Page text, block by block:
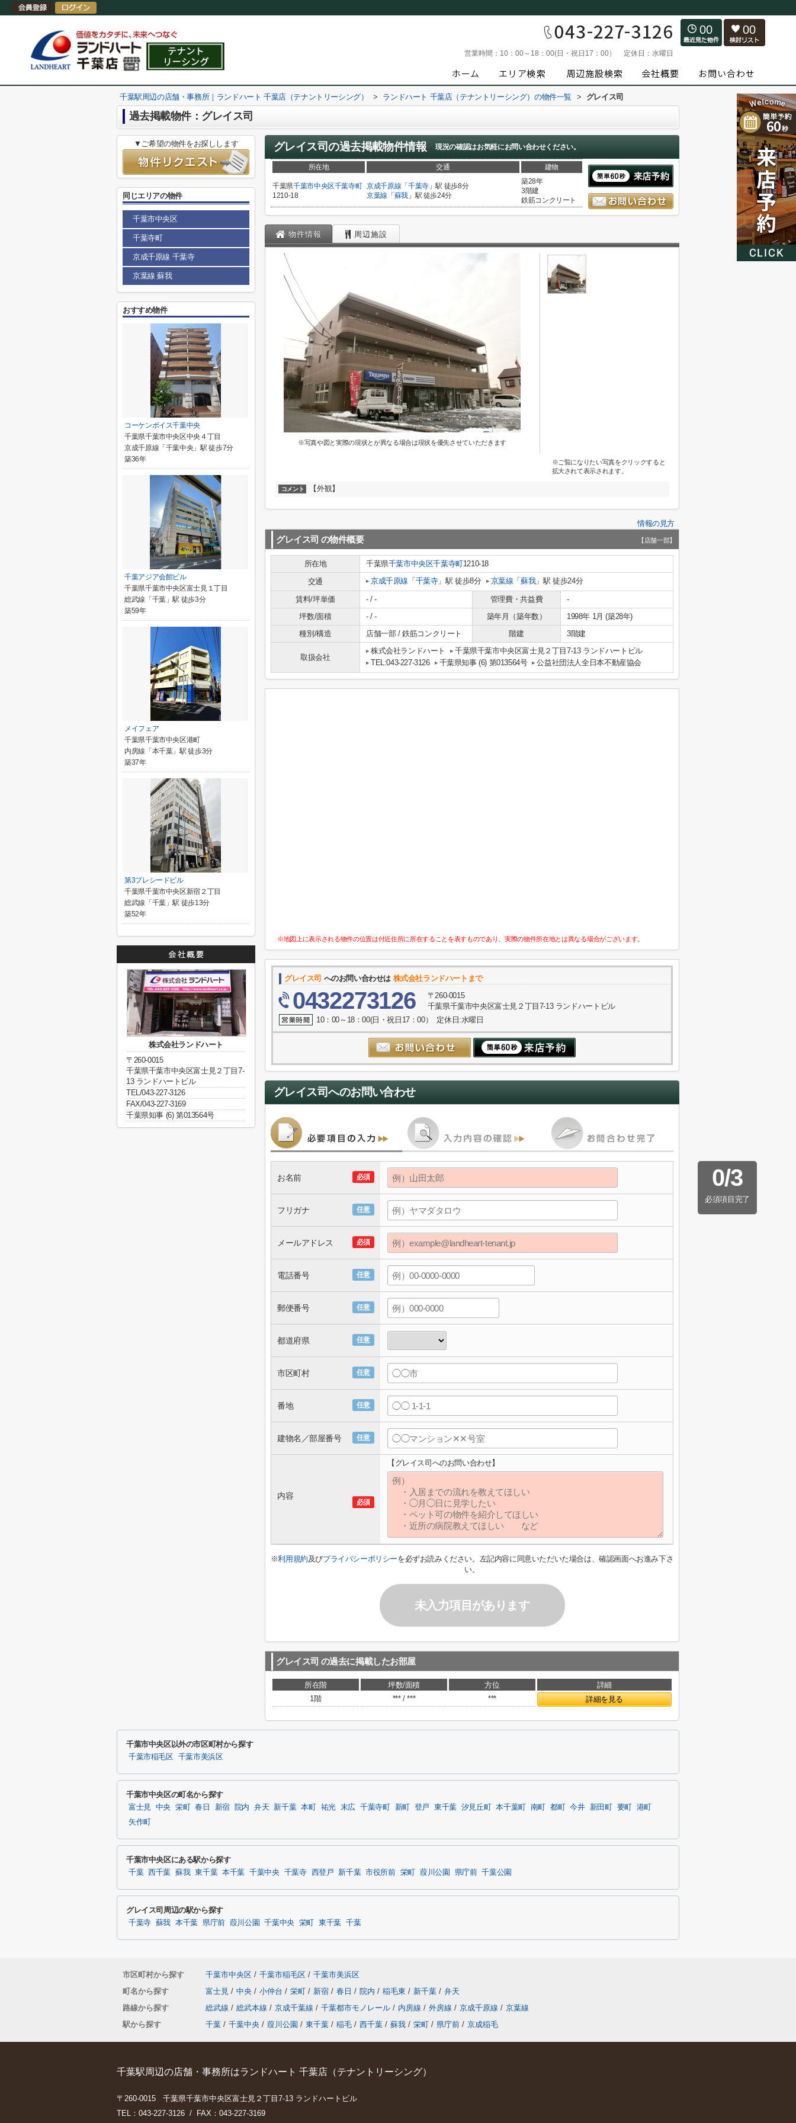
営業時間： 10：00～18：00(日・祝日17：00） 定休日： 水曜日
00 00
千葉駅周辺の店舗・事務所｜ランドハート 千葉店（テナントリーシング） > ランドハート 千葉店（テナントリーシング）の物件一覧 > グレイス司
過去掲載物件：グレイス司
グレイス司の過去掲載物件情報 現況の確認はお気軽にお問い合わせください。
所在地 交通 建物
千葉県千葉市中央区千葉寺町
1210-18
京成千原線 「 千葉寺」駅 徒歩8分
京葉線 「 蘇我」駅 徒歩24分
築28年
3階建
鉄筋コンクリート
物件情報 周辺施設
※写真や図と実際の現状とが異なる場合は現状を優先させていただきます
※ご覧になりたい写真をクリックすると
拡大されて表示されます。
コメント 【外観】
情報の見方
グレイス司 の物件概要 【店舗一部】
所在地 千葉県千葉市中央区千葉寺町1210-18
交通
京成千原線 「 千葉寺」駅 徒歩8分 京葉線 「蘇我」駅 徒歩24分
賃料/坪単価 - / - 管理費・共益費
-
坪数/面積
- / - 築年月（築年数）
1998年 1月 (築28年)
種別/構造
店舗一部 / 鉄筋コンクリート 階建 3階建
取扱会社
株式会社ランドハート
千葉県千葉市中央区富士見２丁目7-13 ランドハートビル
TEL:043-227-3126
千葉県知事 (6) 第013564号 公益社団法人全日本不動産協会
※地図上に表示される物件の位置は付近住所に所在することを表すものであり、実際の物件所在地とは異なる場合がございます。
グレイス司 へのお問い合わせは 株式会社ランドハートまで
0432273126
〒260-0015
千葉県千葉市中央区富士見２丁目7-13 ランドハートビル
10：00～18：00(日・祝日17：00） 定休日:水曜日
グレイス司へのお問い合わせ
0/3
必須項目完了
必須
お名前
任意
フリガナ
必須
メールアドレス
任意
電話番号
任意
郵便番号
任意
都道府県
任意
市区町村
任意
番地
任意
建物名／部屋番号
必須
内容
【グレイス司へのお問い合わせ】
※利用規約及びプライバシーポリシーを必ずお読みください。左記内容に同意いただいた場合は、確認画面へお進み下さ
い。
未入力項目があります
グレイス司 の過去に掲載したお部屋
所在階 坪数/面積 方位
詳細
1階
*** / *** *** 詳細を見る
▼ご希望の物件をお探しします
同じエリアの物件
千葉市中央区
千葉寺町
京成千原線 千葉寺
京葉線 蘇我
おすすめ物件
コーケンボイス千葉中央
千葉県千葉市中央区中央４丁目
京成千原線「千葉中央」駅 徒歩7分
築36年
千葉アジア会館ビル
千葉県千葉市中央区富士見１丁目
総武線「千葉」駅 徒歩3分
築59年
メイフェア
千葉県千葉市中央区港町
内房線「本千葉」駅 徒歩3分
築37年
第3プレシードビル
千葉県千葉市中央区新宿２丁目
総武線「千葉」駅 徒歩13分
築52年
株式会社ランドハート
〒260-0015
千葉県千葉市中央区富士見２丁目7-
13 ランドハートビル
TEL/043-227-3126
FAX/043-227-3169
千葉県知事 (6) 第013564号
千葉市中央区以外の市区町村から探す
千葉市稲毛区 千葉市美浜区
千葉市中央区の町名から探す
富士見 中央 栄町 春日 新宿 院内 弁天 新千葉 本町 祐光 末広 千葉寺町 新町 登戸 東千葉 汐見丘町 本千葉町 南町 都町 今井 新田町 要町
港町
矢作町
千葉市中央区にある駅から探す
千葉 西千葉 蘇我 東千葉 本千葉 千葉中央 千葉寺 西登戸 新千葉 市役所前 栄町 葭川公園 県庁前 千葉公園
グレイス司周辺の駅から探す
千葉寺 蘇我 本千葉 県庁前 葭川公園 千葉中央 栄町 東千葉 千葉
市区町村から探す 千葉市中央区 / 千葉市稲毛区 / 千葉市美浜区
町名から探す
富士見 / 中央 / 小仲台 / 栄町 / 新宿 / 春日 / 院内 / 稲毛東 / 新千葉 / 弁天
路線から探す
総武線 / 総武本線 / 京成千葉線 / 千葉都市モノレール / 内房線 / 外房線 / 京成千原線 / 京葉線
駅から探す
千葉 / 千葉中央 / 葭川公園 / 東千葉 / 稲毛 / 西千葉 / 蘇我 / 栄町 / 県庁前 / 京成稲毛
千葉駅周辺の店舗・事務所はランドハート 千葉店（テナントリーシング）
〒260-0015 千葉県千葉市中央区富士見２丁目7-13 ランドハートビル
TEL：043-227-3126 / FAX：043-227-3169